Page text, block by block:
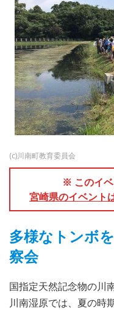
(c)川南町教育委員会
※ このイベ
宮崎県のイベント
多様なトンボ
察会
国指定天然記念物の川
川南湿原では、夏の時